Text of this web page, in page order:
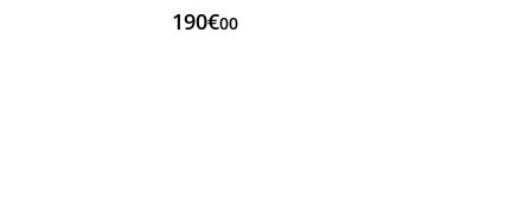
190€00